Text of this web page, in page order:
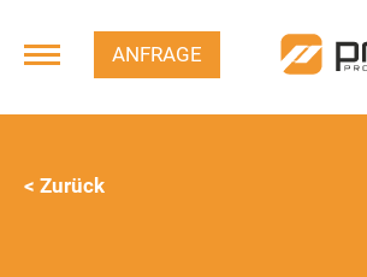
ANFRAGE
< Zurück